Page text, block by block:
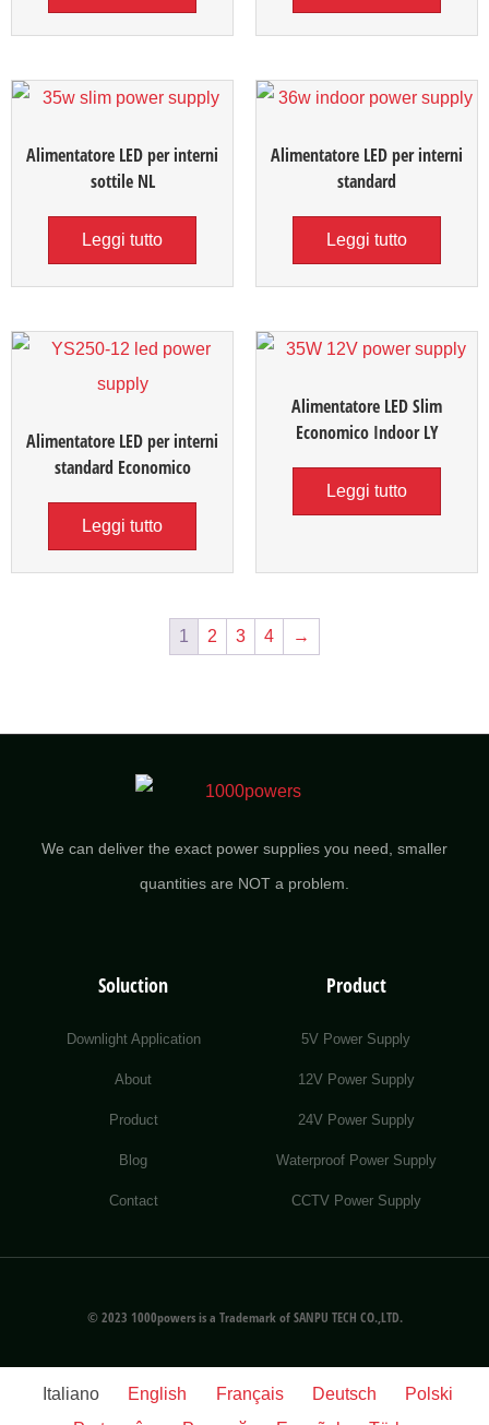
Alimentatore LED per interni
sottile NL
Leggi tutto
Alimentatore LED per interni
standard
Leggi tutto
Alimentatore LED per interni
standard Economico
Leggi tutto
Alimentatore LED Slim
Economico Indoor LY
Leggi tutto
1 2 3 4 →
We can deliver the exact power supplies you need, smaller
quantities are NOT a problem.
Soluction
Downlight Application
About
Product
Blog
Contact
Product
5V Power Supply
12V Power Supply
24V Power Supply
Waterproof Power Supply
CCTV Power Supply
© 2023 1000powers is a Trademark of SANPU TECH CO.,LTD.
Italiano English Français Deutsch
Polski